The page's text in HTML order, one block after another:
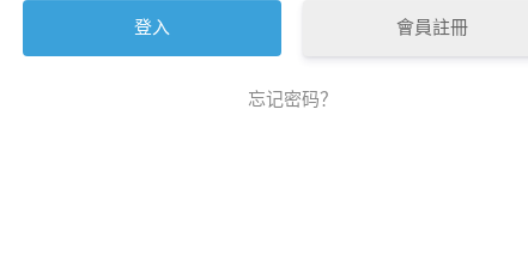
會員註冊
忘记密码？